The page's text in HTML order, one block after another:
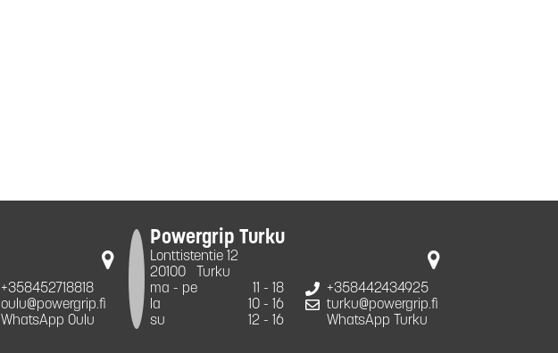
+358452718818
oulu@powergrip.fi
WhatsApp Oulu
Powergrip Turku
Lonttistentie 12
20100
Turku
ma - pe
11 - 18
la
10 - 16
su
12 - 16
+358442434925
turku@powergrip.fi
WhatsApp Turku